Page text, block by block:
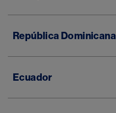
República Dominicana
Ecuador